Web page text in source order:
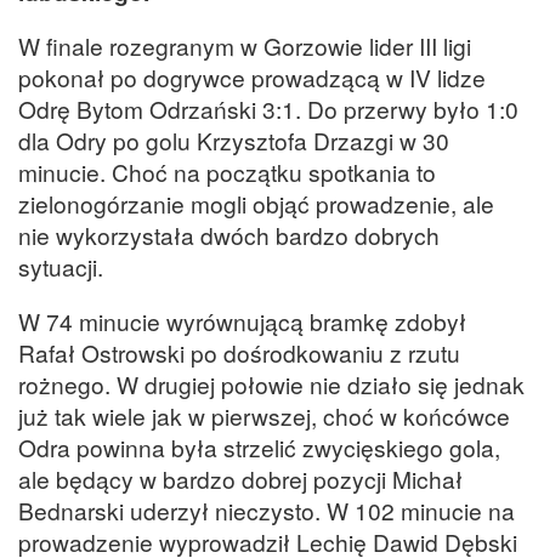
W finale rozegranym w Gorzowie lider III ligi
pokonał po dogrywce prowadzącą w IV lidze
Odrę Bytom Odrzański 3:1. Do przerwy było 1:0
dla Odry po golu Krzysztofa Drzazgi w 30
minucie. Choć na początku spotkania to
zielonogórzanie mogli objąć prowadzenie, ale
nie wykorzystała dwóch bardzo dobrych
sytuacji.
W 74 minucie wyrównującą bramkę zdobył
Rafał Ostrowski po dośrodkowaniu z rzutu
rożnego. W drugiej połowie nie działo się jednak
już tak wiele jak w pierwszej, choć w końcówce
Odra powinna była strzelić zwycięskiego gola,
ale będący w bardzo dobrej pozycji Michał
Bednarski uderzył nieczysto. W 102 minucie na
prowadzenie wyprowadził Lechię Dawid Dębski